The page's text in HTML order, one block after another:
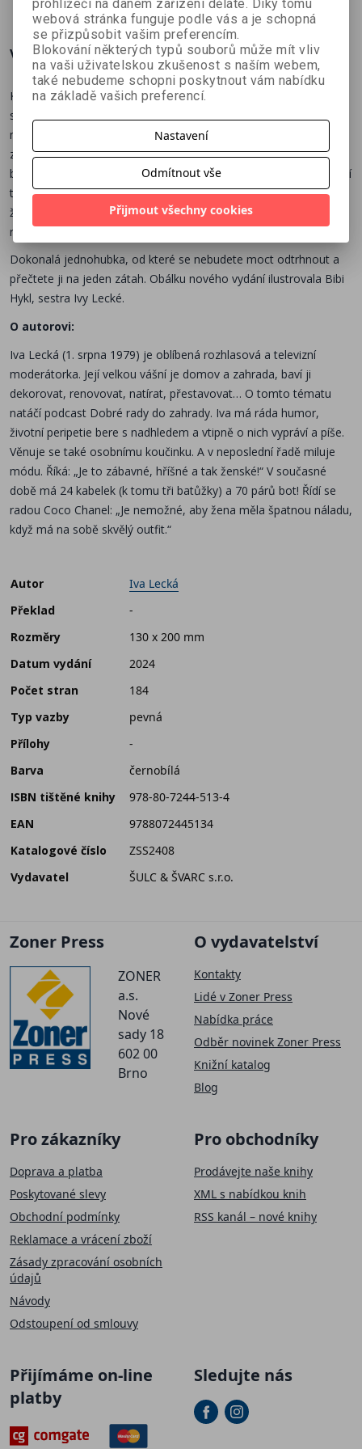
Více o knize
Kateřina. Dana. Jana. Milan má geny rozsévače, uzavírá jeden
sňatek za druhým a stíhá i povyražení s bokovkami. Opuštěné
manželky a děti předává do péče svojí matky Květy, která se mu
za všech okolností snaží pomoct, vytáhne ho z každé bryndy,
bravurně vše urovná a se všemi snachami se kamarádí. Pohár její
trpělivosti s vykutáleným synáčkem však začíná přetékat. A tak
ženy společně vymyslí plán, jak Milana napravit a udělat z něj
rodinný typ…
Dokonalá jednohubka, od které se nebudete moct odtrhnout a
přečtete ji na jeden zátah. Obálku nového vydání ilustrovala Bibi
Hykl, sestra Ivy Lecké.
O autorovi:
Iva Lecká (1. srpna 1979) je oblíbená rozhlasová a televizní
moderátorka. Její velkou vášní je domov a zahrada, baví ji
dekorovat, renovovat, natírat, přestavovat… O tomto tématu
natáčí podcast Dobré rady do zahrady. Iva má ráda humor,
životní peripetie bere s nadhledem a vtipně o nich vypráví a píše.
Věnuje se také osobnímu koučinku. A v neposlední řadě miluje
módu. Říká: „Je to zábavné, hříšné a tak ženské!“ V současné
době má 24 kabelek (k tomu tři batůžky) a 70 párů bot! Řídí se
radou Coco Chanel: „Je nemožné, aby žena měla špatnou náladu,
když má na sobě skvělý outfit.“
Autor
Iva Lecká
Překlad
-
Rozměry
130 x 200 mm
Datum vydání
2024
Počet stran
184
Typ vazby
pevná
Přílohy
-
Barva
černobílá
ISBN tištěné knihy
978-80-7244-513-4
EAN
9788072445134
Katalogové číslo
ZSS2408
Vydavatel
ŠULC & ŠVARC s.r.o.
Zoner Press
ZONER
a.s.
Nové
sady 18
602 00
Brno
O vydavatelství
Kontakty
Lidé v Zoner Press
Nabídka práce
Odběr novinek Zoner Press
Knižní katalog
Blog
Pro zákazníky
Doprava a platba
Poskytované slevy
Obchodní podmínky
Reklamace a vrácení zboží
Zásady zpracování osobních
údajů
Návody
Odstoupení od smlouvy
Pro obchodníky
Prodávejte naše knihy
XML s nabídkou knih
RSS kanál – nové knihy
Přijímáme on-line
platby
Sledujte nás
prohlížeči na daném zařízení děláte. Díky tomu
webová stránka funguje podle vás a je schopná
se přizpůsobit vašim preferencím.
Blokování některých typů souborů může mít vliv
na vaši uživatelskou zkušenost s naším webem,
také nebudeme schopni poskytnout vám nabídku
na základě vašich preferencí.
Nastavení
Odmítnout vše
Přijmout všechny cookies